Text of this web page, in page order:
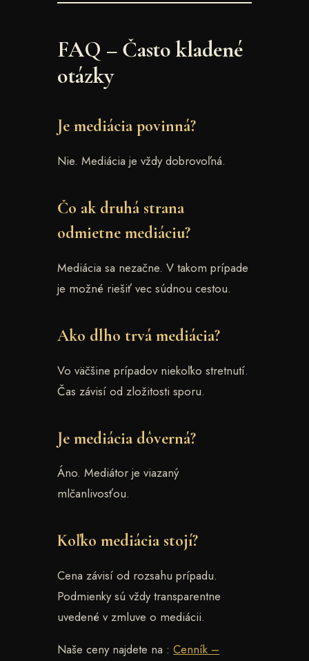
FAQ – Často kladené
otázky
Je mediácia povinná?
Nie. Mediácia je vždy dobrovoľná.
Čo ak druhá strana
odmietne mediáciu?
Mediácia sa nezačne. V takom prípade
je možné riešiť vec súdnou cestou.
Ako dlho trvá mediácia?
Vo väčšine prípadov niekoľko stretnutí.
Čas závisí od zložitosti sporu.
Je mediácia dôverná?
Áno. Mediátor je viazaný
mlčanlivosťou.
Koľko mediácia stojí?
Cena závisí od rozsahu prípadu.
Podmienky sú vždy transparentne
uvedené v zmluve o mediácii.
Naše ceny najdete na :Cenník –